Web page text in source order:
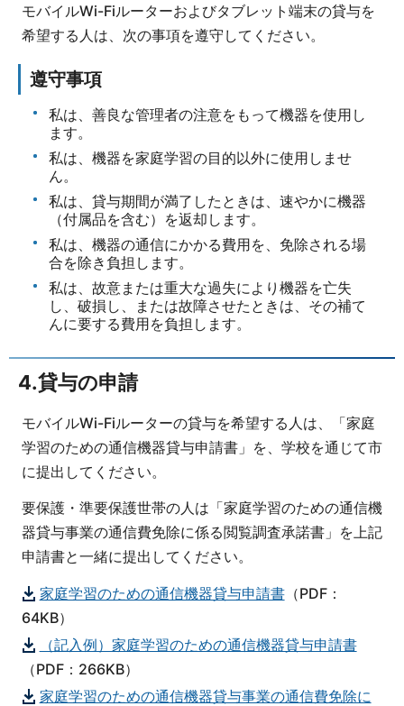
モバイルWi-Fiルーターおよびタブレット端末の貸与を
希望する人は、次の事項を遵守してください。
遵守事項
私は、善良な管理者の注意をもって機器を使用し
ます。
私は、機器を家庭学習の目的以外に使用しませ
ん。
私は、貸与期間が満了したときは、速やかに機器
（付属品を含む）を返却します。
私は、機器の通信にかかる費用を、免除される場
合を除き負担します。
私は、故意または重大な過失により機器を亡失
し、破損し、または故障させたときは、その補て
んに要する費用を負担します。
4.貸与の申請
モバイルWi-Fiルーターの貸与を希望する人は、「家庭
学習のための通信機器貸与申請書」を、学校を通じて市
に提出してください。
要保護・準要保護世帯の人は「家庭学習のための通信機
器貸与事業の通信費免除に係る閲覧調査承諾書」を上記
申請書と一緒に提出してください。
家庭学習のための通信機器貸与申請書（PDF：
64KB）
（記入例）家庭学習のための通信機器貸与申請書
（PDF：266KB）
家庭学習のための通信機器貸与事業の通信費免除に